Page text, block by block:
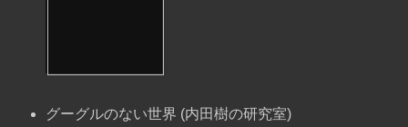
グーグルのない世界 (内田樹の研究室)